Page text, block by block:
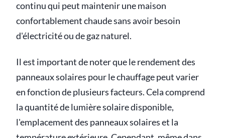
continu qui peut maintenir une maison
confortablement chaude sans avoir besoin
d'électricité ou de gaz naturel.
Il est important de noter que le rendement des
panneaux solaires pour le chauffage peut varier
en fonction de plusieurs facteurs. Cela comprend
la quantité de lumière solaire disponible,
l'emplacement des panneaux solaires et la